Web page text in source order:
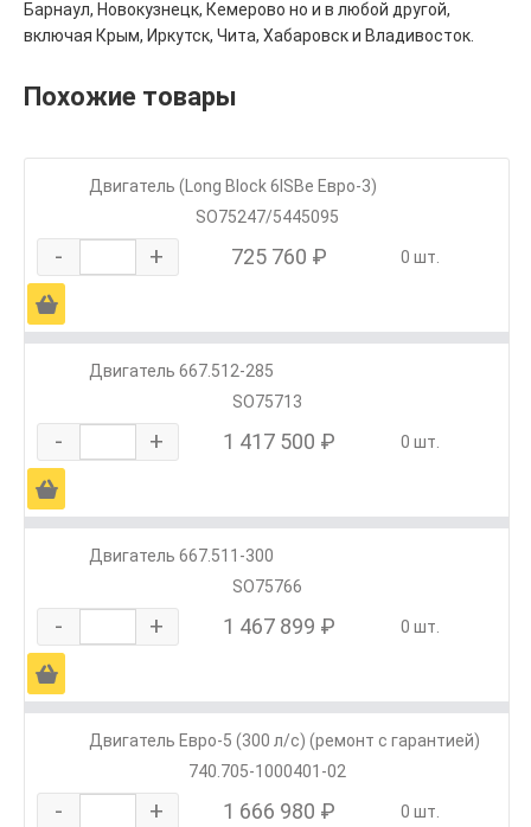
Барнаул, Новокузнецк, Кемерово но и в любой другой,
включая Крым, Иркутск, Чита, Хабаровск и Владивосток.
Похожие товары
Двигатель (Long Block 6ISBe Евро-3)
SO75247/5445095
- + 725 760 ₽ 0 шт.
Ä
Двигатель 667.512-285
SO75713
- + 1 417 500 ₽ 0 шт.
Ä
Двигатель 667.511-300
SO75766
- + 1 467 899 ₽ 0 шт.
Ä
Двигатель Евро-5 (300 л/с) (ремонт с гарантией)
740.705-1000401-02
- + 1 666 980 ₽ 0 шт.